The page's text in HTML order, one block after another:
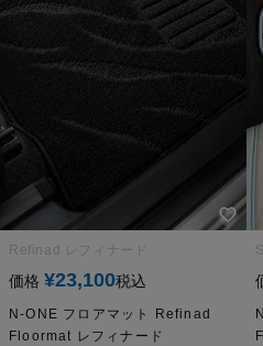
Refinad レフィナード
価格 ¥23,100税込
N-ONE フロアマット Refinad
Floormat レフィナード